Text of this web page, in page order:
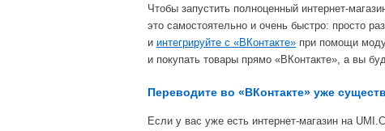
Чтобы запустить полноценный интернет-
это самостоятельно и очень быстро: просто
и интегрируйте с «ВКонтакте» при помощи
и покупать товары прямо «ВКонтакте», а вы
Переводите во «ВКонтакте» уже
Если у вас уже есть интернет-магазин на